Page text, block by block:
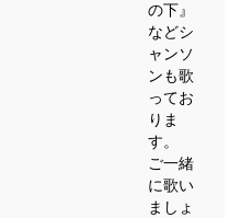
の下』
などシ
ャンソ
ンも歌
ってお
りま
す。
ご一緒
に歌い
ましょ